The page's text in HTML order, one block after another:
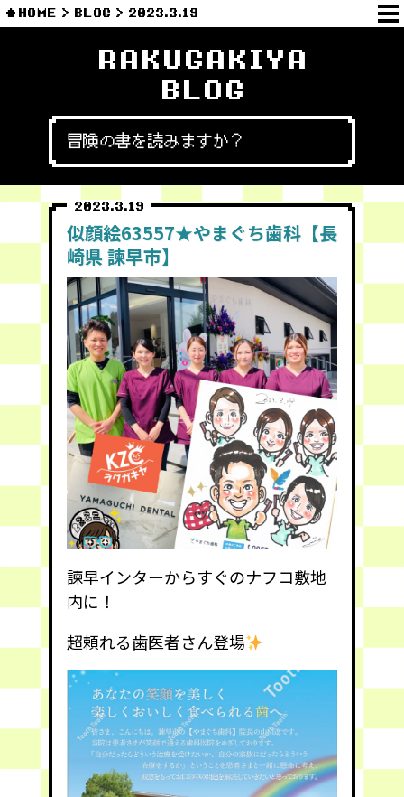
HOME BLOG 2023.3.19
RAKUGAKIYA
BLOG
冒険の書を読みますか？
2023.3.19
似顔絵63557★やまぐち歯科【長
崎県 諫早市】
諫早インターからすぐのナフコ敷地
内に！
超頼れる歯医者さん登場